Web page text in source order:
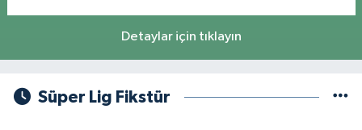
Detaylar için tıklayın
Süper Lig Fikstür